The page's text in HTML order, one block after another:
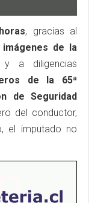
, gracias al
imágenes de la
y a diligencias
de la 65ª
de Seguridad
del conductor,
el imputado no